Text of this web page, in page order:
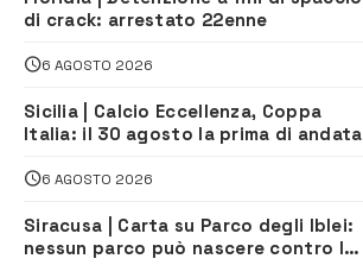
di crack: arrestato 22enne
6 AGOSTO 2026
Sicilia | Calcio Eccellenza, Coppa
Italia: il 30 agosto la prima di andata
6 AGOSTO 2026
Siracusa | Carta su Parco degli Iblei:
nessun parco può nascere contro le